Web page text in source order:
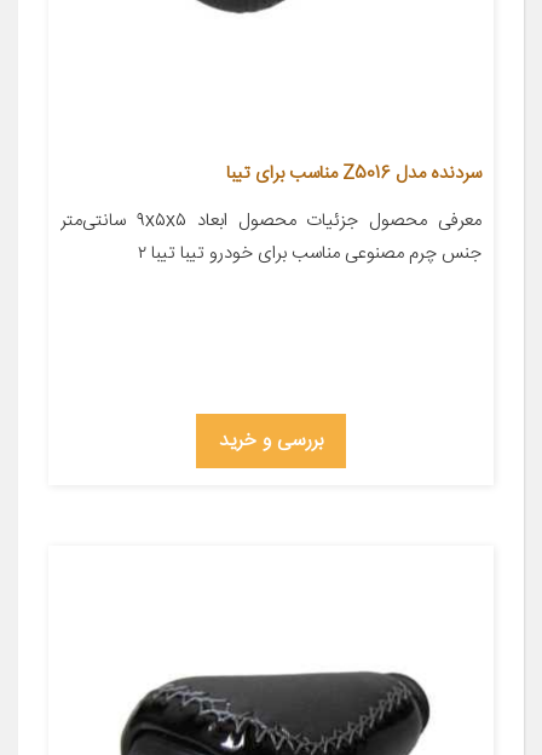
سردنده مدل Z5016 مناسب برای تیبا
معرفی محصول جزئیات محصول ابعاد ۹x۵x۵ سانتی‌متر
جنس چرم مصنوعی مناسب برای خودرو تیبا تیبا ۲
بررسی و خرید